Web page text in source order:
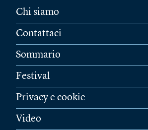
Chi siamo
Contattaci
Sommario
Festival
Privacy e cookie
Video